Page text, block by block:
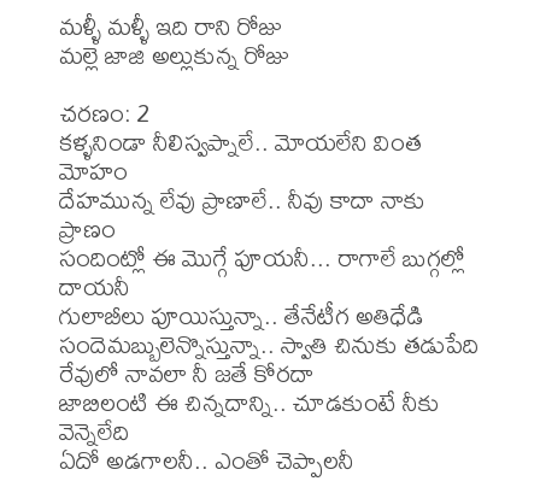
మళ్ళీ మళ్ళీ ఇది రాని రోజు
మల్లె జాజి అల్లుకున్న రోజు
చరణం: 2
కళ్ళనిండా నీలిస్వప్నాలే.. మోయలేని వింత
మోహం
దేహమున్న లేవు ప్రాణాలే.. నీవు కాదా నాకు
ప్రాణం
సందింట్లో ఈ మొగ్గే పూయనీ... రాగాలే బుగ్గల్లో
దాయనీ
గులాబీలు పూయిస్తున్నా.. తేనేటీగ అతిధేడి
సందెమబ్బులెన్నొస్తున్నా.. స్వాతి చినుకు తడుపేది
రేవులో నావలా నీ జతే కోరదా
జాబిలంటి ఈ చిన్నదాన్ని.. చూడకుంటే నీకు
వెన్నెలేది
ఏదో అడగాలనీ.. ఎంతో చెప్పాలనీ